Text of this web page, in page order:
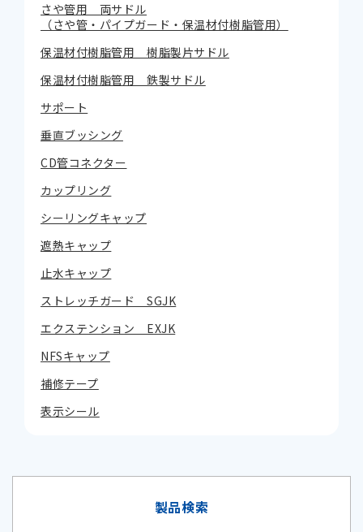
さや管用 両サドル
（さや管・パイプガード・保温材付樹脂管用）
保温材付樹脂管用 樹脂製片サドル
保温材付樹脂管用 鉄製サドル
サポート
垂直ブッシング
CD管コネクター
カップリング
シーリングキャップ
遮熱キャップ
止水キャップ
ストレッチガード SGJK
エクステンション EXJK
NFSキャップ
補修テープ
表示シール
製品検索